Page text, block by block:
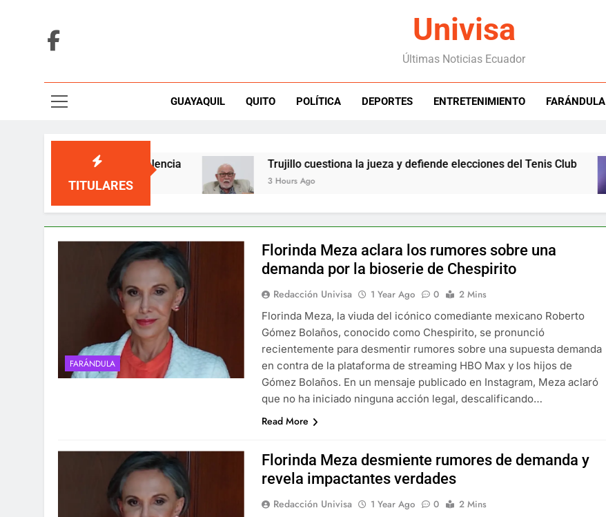
Univisa
Últimas Noticias Ecuador
GUAYAQUIL QUITO POLÍTICA DEPORTES ENTRETENIMIENTO FARÁNDULA
TITULARES
por Enner Valencia Trujillo cuestiona la jueza y defiende elecciones del Tenis Club
3 Hours Ago
FARÁNDULA
Florinda Meza aclara los rumores sobre una
demanda por la bioserie de Chespirito
Redacción Univisa 1 Year Ago 0
2 Mins
Florinda Meza, la viuda del icónico comediante mexicano Roberto
Gómez Bolaños, conocido como Chespirito, se pronunció
recientemente para desmentir rumores sobre una supuesta demanda
en contra de la plataforma de streaming HBO Max y los hijos de
Gómez Bolaños. En un mensaje publicado en Instagram, Meza aclaró
que no ha iniciado ninguna acción legal, descalificando…
Read More
Florinda Meza desmiente rumores de demanda y
revela impactantes verdades
Redacción Univisa 1 Year Ago 0
2 Mins